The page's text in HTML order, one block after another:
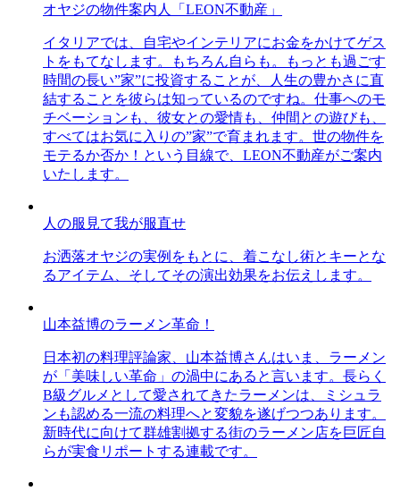
オヤジの物件案内人「LEON不動産」
イタリアでは、自宅やインテリアにお金をかけてゲス
トをもてなします。もちろん自らも。もっとも過ごす
時間の長い”家”に投資することが、人生の豊かさに直
結することを彼らは知っているのですね。仕事へのモ
チベーションも、彼女との愛情も、仲間との遊びも、
すべてはお気に入りの”家”で育まれます。世の物件を
モテるか否か！という目線で、LEON不動産がご案内
いたします。
人の服見て我が服直せ
お洒落オヤジの実例をもとに、着こなし術とキーとな
るアイテム、そしてその演出効果をお伝えします。
山本益博のラーメン革命！
日本初の料理評論家、山本益博さんはいま、ラーメン
が「美味しい革命」の渦中にあると言います。長らく
B級グルメとして愛されてきたラーメンは、ミシュラ
ンも認める一流の料理へと変貌を遂げつつあります。
新時代に向けて群雄割拠する街のラーメン店を巨匠自
らが実食リポートする連載です。